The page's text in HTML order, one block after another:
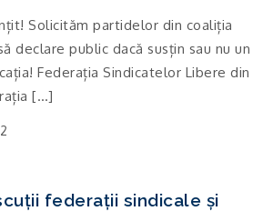
Solicităm partidelor din coaliția
declare public dacă susțin sau nu un
Federația Sindicatelor Libere din
[…]
federații sindicale și